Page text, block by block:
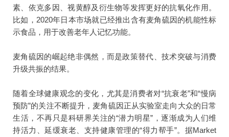
素、依克多因、视黄醇及衍生物等发挥更好的抗氧化作用。
比如，2020年日本市场就已经推出含有麦角硫因的机能性标
示食品，用于改善老年人记忆功能。
麦角硫因的崛起绝非偶然，而是政策替代、技术突破与消费
升级共振的结果。
随着全球健康观念的变化，尤其是消费者对“抗衰老”和“慢病
预防”的关注不断提升，麦角硫因正从实验室走向大众的日常
生活，不再只是科研界关注的“潜力明星”，逐渐成为人们维
持活力、延缓衰老、支持健康管理的“得力帮手”。据Market